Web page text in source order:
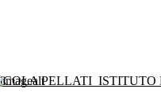
PELLATI ISTITUTO